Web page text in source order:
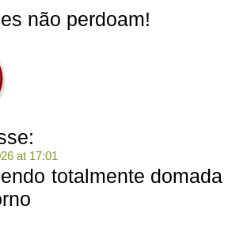
não perdoam!
at 17:01
totalmente